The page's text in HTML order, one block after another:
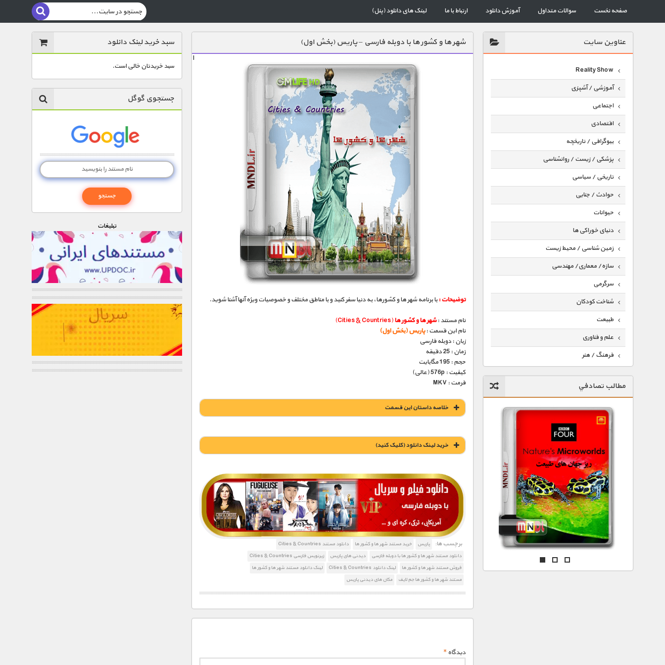
صفحه نخست سوالات متداول آموزش دانلود ارتباط با ما لینک های دانلود (پنل)
عناوين سايت
Reality Show
آموزشی / آشپزی
اجتماعی
اقتصادی
بیوگرافی / تاریخچه
پزشکی / زیست / روانشناسی
تاریخی / سیاسی
حوادث / جنایی
حیوانات
دنیای خوراکی ها
زمین شناسی / محیط زیست
سازه/ معماری/ مهندسی
سرگرمی
شناخت کودکان
طبیعت
علم و فناوری
فرهنگ / هنر
گردشگری
ماورایی
مسابقات / ورزشی
مستند های اختصاصی
مطالب تصادفي
شهر ها و کشور ها با دوبله فارسی – پاریس (بخش اول)
ا
توضیحات :با برنامه شهر ها و کشورها، به دنیا سفر کنید و با مناطق مختلف و خصوصیات ویژه آنها آشنا شوید.
نام مستند :شهر ها و کشور ها(Cities & Countries)
نام این قسمت :پاریس (بخش اول)
زبان : دوبله فارسی
زمان : 25 دقیقه
حجم : 195 مگابایت
کیفیت : 576p (عالی)
فرمت : MKV
خلاصه داستان این قسمت
خريد لينک دانلود (کليک کنيد)
1900 تومان – خريد لينک دانلود (افزودن به سبد خريد)
برچسب ها: پاریس خرید مستند شهر ها و کشور ها
دانلود مستند Cities & Countries
دانلود مستند شهر ها و کشور ها با دوبله فارسی
دیدنی های پاریس
زیرنویس فارسی Cities & Countries
فروش مستند شهر ها و کشور ها
لینک دانلود Cities & Countries
لینک دانلود مستند شهر ها و کشور ها
مستند شهر ها و کشور ها جم لایف
مکان های دیدنی پاریس
دیدگاه*
سبد خرید لینک دانلود
سبد خریدتان خالی است.
جستجوی گوگل
تبليغات